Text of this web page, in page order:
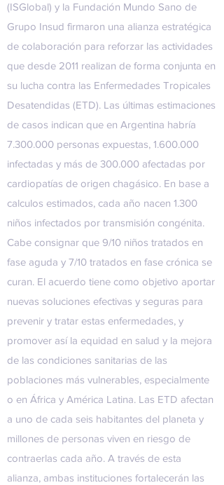
(ISGlobal) y la Fundación Mundo Sano de
Grupo Insud firmaron una alianza estratégica
de colaboración para reforzar las actividades
que desde 2011 realizan de forma conjunta en
su lucha contra las Enfermedades Tropicales
Desatendidas (ETD). Las últimas estimaciones
de casos indican que en Argentina habría
7.300.000 personas expuestas, 1.600.000
infectadas y más de 300.000 afectadas por
cardiopatías de origen chagásico. En base a
calculos estimados, cada año nacen 1.300
niños infectados por transmisión congénita.
Cabe consignar que 9/10 niños tratados en
fase aguda y 7/10 tratados en fase crónica se
curan. El acuerdo tiene como objetivo aportar
nuevas soluciones efectivas y seguras para
prevenir y tratar estas enfermedades, y
promover así la equidad en salud y la mejora
de las condiciones sanitarias de las
poblaciones más vulnerables, especialmente
o en África y América Latina. Las ETD afectan
a uno de cada seis habitantes del planeta y
millones de personas viven en riesgo de
contraerlas cada año. A través de esta
alianza, ambas instituciones fortalecerán las